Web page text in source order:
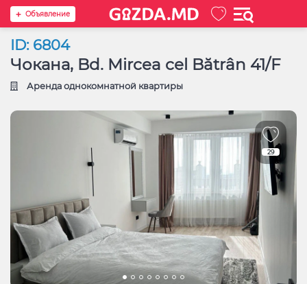
Oбъявление
ID: 6804
Чокана, Bd. Mircea cel Bătrân 41/F
Аренда однокомнатной квартиры
29